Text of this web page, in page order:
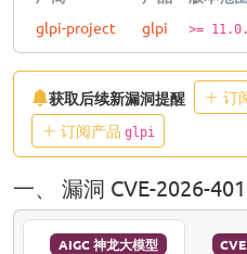
glpi-project
glpi >=
获取后续新漏洞提醒 订
订阅产品 glpi
一、 漏洞 CVE-2026-
AIGC 神龙大模型